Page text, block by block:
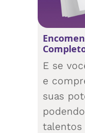
E se
e
suas
talentos